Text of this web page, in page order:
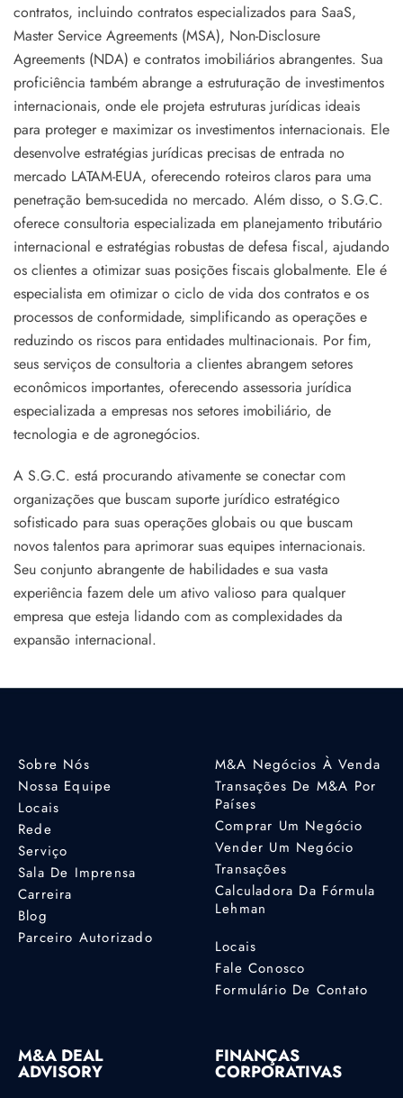
contratos, incluindo contratos especializados para SaaS,
Master Service Agreements (MSA), Non-Disclosure
Agreements (NDA) e contratos imobiliários abrangentes. Sua
proficiência também abrange a estruturação de investimentos
internacionais, onde ele projeta estruturas jurídicas ideais
para proteger e maximizar os investimentos internacionais. Ele
desenvolve estratégias jurídicas precisas de entrada no
mercado LATAM-EUA, oferecendo roteiros claros para uma
penetração bem-sucedida no mercado. Além disso, o S.G.C.
oferece consultoria especializada em planejamento tributário
internacional e estratégias robustas de defesa fiscal, ajudando
os clientes a otimizar suas posições fiscais globalmente. Ele é
especialista em otimizar o ciclo de vida dos contratos e os
processos de conformidade, simplificando as operações e
reduzindo os riscos para entidades multinacionais. Por fim,
seus serviços de consultoria a clientes abrangem setores
econômicos importantes, oferecendo assessoria jurídica
especializada a empresas nos setores imobiliário, de
tecnologia e de agronegócios.
A S.G.C. está procurando ativamente se conectar com
organizações que buscam suporte jurídico estratégico
sofisticado para suas operações globais ou que buscam
novos talentos para aprimorar suas equipes internacionais.
Seu conjunto abrangente de habilidades e sua vasta
experiência fazem dele um ativo valioso para qualquer
empresa que esteja lidando com as complexidades da
expansão internacional.
Sobre Nós
Nossa Equipe
Locais
Rede
Serviço
Sala De Imprensa
Carreira
Blog
Parceiro Autorizado
M&A Negócios À Venda
Transações De M&A Por
Países
Comprar Um Negócio
Vender Um Negócio
Transações
Calculadora Da Fórmula
Lehman
Locais
Fale Conosco
Formulário De Contato
M&A DEAL
ADVISORY
FINANÇAS
CORPORATIVAS